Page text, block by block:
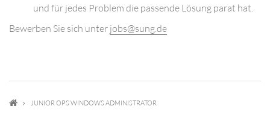
und für jedes Problem die passende Lösung parat hat.
Bewerben Sie sich unter jobs@sung.de
JUNIOR OPS WINDOWS ADMINISTRATOR